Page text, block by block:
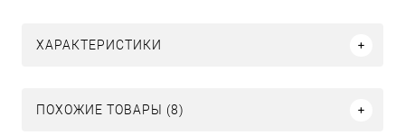
ХАРАКТЕРИСТИКИ
ПОХОЖИЕ ТОВАРЫ (8)